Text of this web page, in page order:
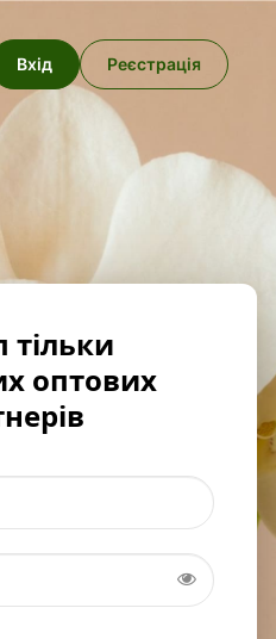
Вхід Реєстрація
тільки
оптових